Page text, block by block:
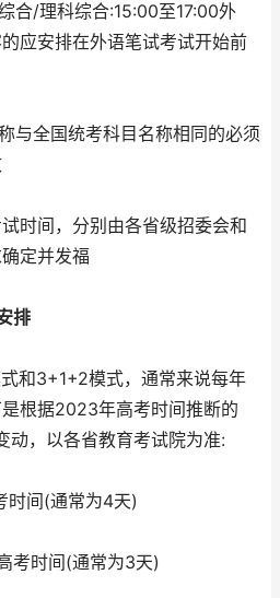
合/理科综合:15:00至17:00外
应安排在外语笔试考试开始前
与全国统考科目名称相同的必须
时间，分别由各省级招委会和
定并发福
排
和3+1+2模式，通常来说每年
根据2023年高考时间推断的
动，以各省教育考试院为准:
时间(通常为4天)
考时间(通常为3天)